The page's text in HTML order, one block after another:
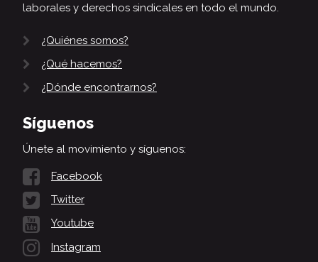
laborales y derechos sindicales en todo el mundo.
¿Quiénes somos?
¿Qué hacemos?
¿Dónde encontrarnos?
Síguenos
Únete al movimiento y síguenos:
Facebook
Twitter
Youtube
Instagram